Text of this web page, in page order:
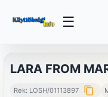
☰
LARA FROM
Rek: LOSH/01113897 content_copy